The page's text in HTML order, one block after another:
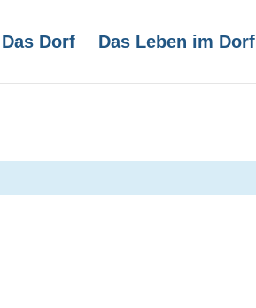
Das Dorf Das Leben im Dorf